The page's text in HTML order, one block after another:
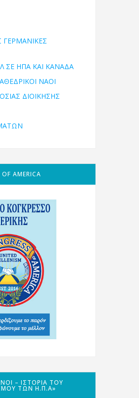
ΓΕΡΜΑΝΙΚΕΣ
ΣΕ ΗΠΑ ΚΑΙ ΚΑΝΑΔΑ
ΝΑΟΊ
ΔΙΟΊΚΗΣΗΣ
OF AMERICA
– ΙΣΤΟΡΊΑ ΤΟΥ
ΤΩΝ Η.Π.Α»